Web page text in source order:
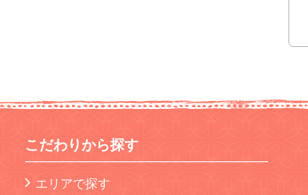
こだわりから探す
エリアで探す